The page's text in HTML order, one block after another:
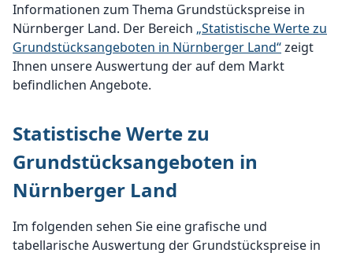
Informationen zum Thema Grundstückspreise in
Nürnberger Land. Der Bereich „Statistische Werte zu
Grundstücksangeboten in Nürnberger Land“zeigt
Ihnen unsere Auswertung der auf dem Markt
befindlichen Angebote.
Statistische Werte zu
Grundstücksangeboten in
Nürnberger Land
Im folgenden sehen Sie eine grafische und
tabellarische Auswertung der Grundstückspreise in